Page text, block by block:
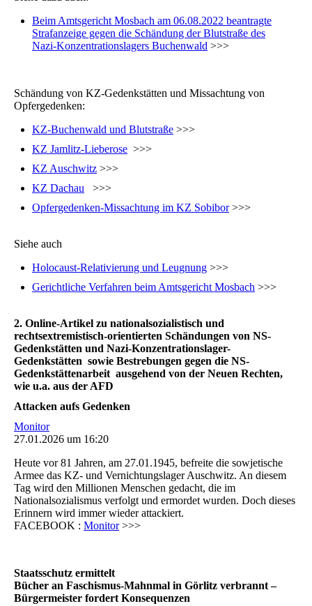
Beim Amtsgericht Mosbach am 06.08.2022 beantragte
Strafanzeige gegen die Schändung der Blutstraße des
Nazi-Konzentrationslagers Buchenwald >>>
Schändung von KZ-Gedenkstätten und Missachtung von
Opfergedenken:
KZ-Buchenwald und Blutstraße >>>
KZ Jamlitz-Lieberose >>>
KZ Auschwitz >>>
KZ Dachau >>>
Opfergedenken-Missachtung im KZ Sobibor>>>
Siehe auch
Holocaust-Relativierung und Leugnung >>>
Gerichtliche Verfahren beim Amtsgericht Mosbach >>>
2. Online-Artikel zu nationalsozialistisch und
rechtsextremistisch-orientierten Schändungen von NS-
Gedenkstätten und Nazi-Konzentrationslager-
Gedenkstätten sowie Bestrebungen gegen die NS-
Gedenkstättenarbeit ausgehend von der Neuen Rechten,
wie u.a. aus der AFD
Attacken aufs Gedenken
Monitor
27.01.2026 um 16:20
Heute vor 81 Jahren, am 27.01.1945, befreite die sowjetische
Armee das KZ- und Vernichtungslager Auschwitz. An diesem
Tag wird den Millionen Menschen gedacht, die im
Nationalsozialismus verfolgt und ermordet wurden. Doch dieses
Erinnern wird immer wieder attackiert.
FACEBOOK : Monitor>>>
Staatsschutz ermittelt
Bücher an Faschismus-Mahnmal in Görlitz verbrannt –
Bürgermeister fordert Konsequenzen